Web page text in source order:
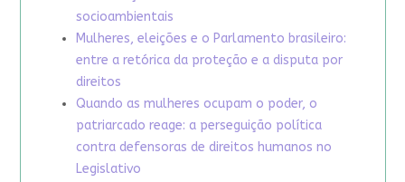
socioambientais
Mulheres, eleições e o Parlamento brasileiro:
entre a retórica da proteção e a disputa por
direitos
Quando as mulheres ocupam o poder, o
patriarcado reage: a perseguição política
contra defensoras de direitos humanos no
Legislativo